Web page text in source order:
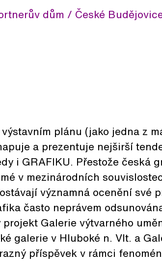
dům / České
plánu (jako jedna z
a prezentuje nejširší
i GRAFIKU. Přestože česká
v mezinárodních
významná ocenění své
často neprávem
Galerie výtvarného
galerie v Hluboké n. Vlt. a
příspěvek v rámci